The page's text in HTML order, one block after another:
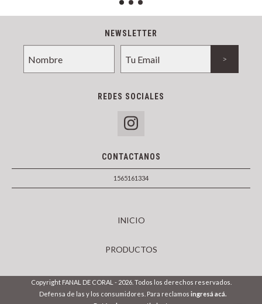
NEWSLETTER
REDES SOCIALES
CONTACTANOS
1565161334
INICIO
PRODUCTOS
Copyright FANAL DE CORAL - 2026. Todos los derechos reservados.
Defensa de las y los consumidores. Para reclamos ingresá acá.